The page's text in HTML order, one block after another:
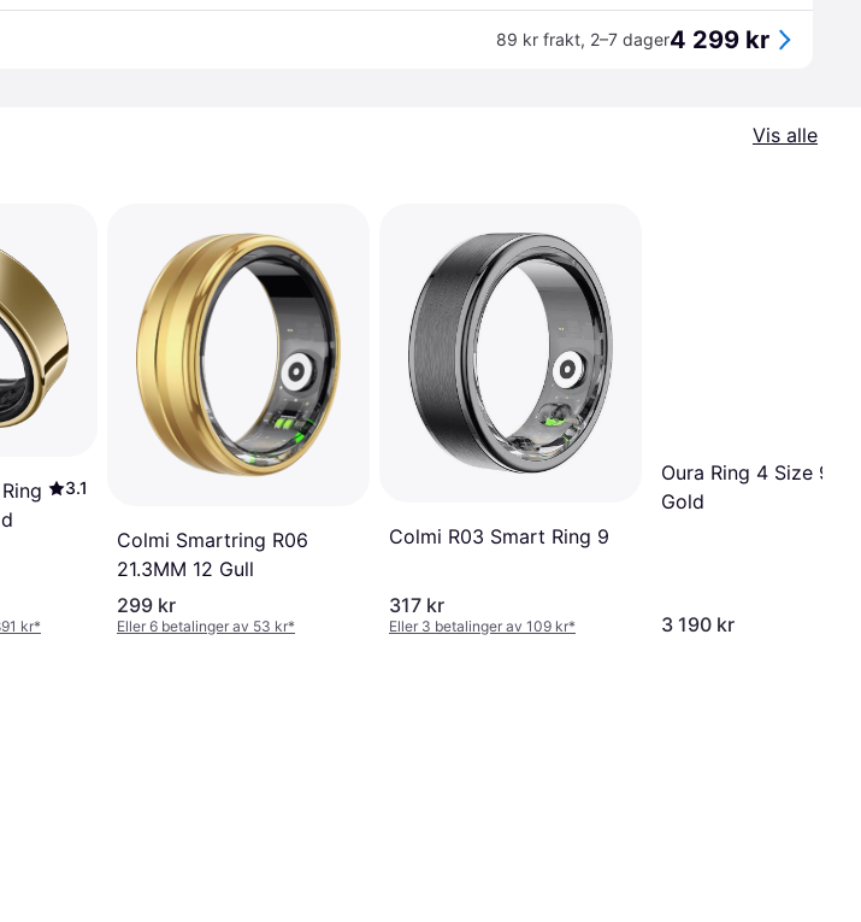
89 kr frakt, 2–7 dager4 299 kr
Vis alle
3.1
kr*
Colmi Smartring R06
21.3MM 12 Gull
299 kr
Eller 6 betalinger av 53 kr*
Colmi R03 Smart Ring 9
317 kr
Eller 3 betalinger av 109 kr*
Oura Ring 4 Size 9
Gold
3 190 kr